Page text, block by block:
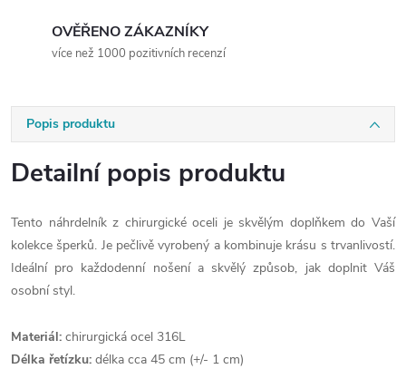
OVĚŘENO ZÁKAZNÍKY
více než 1000 pozitivních recenzí
Popis produktu
Detailní popis produktu
Tento náhrdelník z chirurgické oceli je skvělým doplňkem do Vaší
kolekce šperků. Je pečlivě vyrobený a kombinuje krásu s trvanlivostí.
Ideální pro každodenní nošení a skvělý způsob, jak doplnit Váš
osobní styl.
Materiál: chirurgická ocel 316L
Délka řetízku: délka cca 45 cm (+/- 1 cm)